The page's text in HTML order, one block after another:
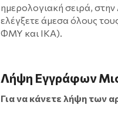
ημερολογιακή σειρά,
ελέγξετε άμεσα όλους
ΦΜΥ και ΙΚΑ).
Λήψη Εγγράφων
Για να κάνετε λήψη των